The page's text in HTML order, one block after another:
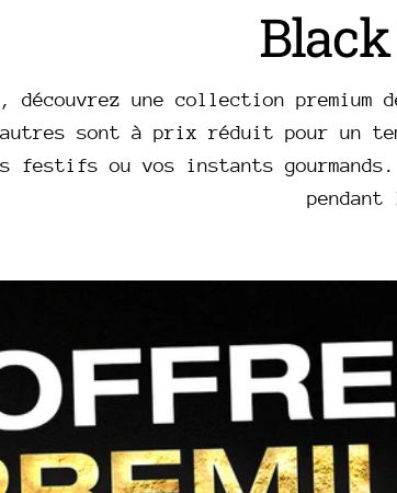
C
o
l
e
c
t
une collection premium
sont à prix réduit pour un
festifs ou vos instants